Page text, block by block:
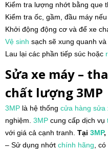
Kiểm tra lượng nhớt bằng que
Kiểm tra ốc, gầm, đầu máy
Khởi động động cơ và để xe
Vệ sinh sạch sẽ xung quanh
Lau lại các phần tiếp súc hoặc
Sửa xe máy –
chất lượng 3MP
3MP là hệ thống cửa hàng sửa
nghiệm. 3MP cung cấp dịch vụ
với giá cả cạnh tranh. Tại 3MP,
– Sử dụng nhớt chính hãng, có